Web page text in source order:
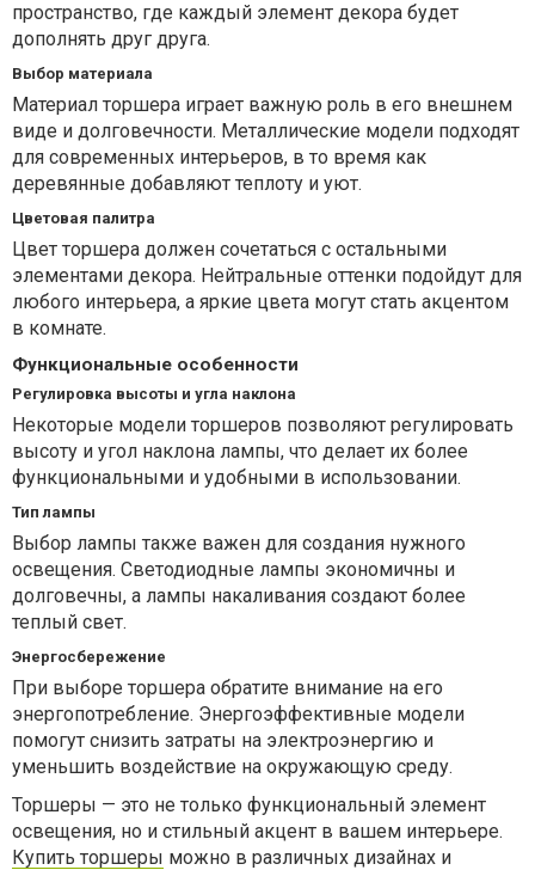
пространство, где каждый элемент декора будет
дополнять друг друга.
Выбор материала
Материал торшера играет важную роль в его внешнем
виде и долговечности. Металлические модели подходят
для современных интерьеров, в то время как
деревянные добавляют теплоту и уют.
Цветовая палитра
Цвет торшера должен сочетаться с остальными
элементами декора. Нейтральные оттенки подойдут для
любого интерьера, а яркие цвета могут стать акцентом
в комнате.
Функциональные особенности
Регулировка высоты и угла наклона
Некоторые модели торшеров позволяют регулировать
высоту и угол наклона лампы, что делает их более
функциональными и удобными в использовании.
Тип лампы
Выбор лампы также важен для создания нужного
освещения. Светодиодные лампы экономичны и
долговечны, а лампы накаливания создают более
теплый свет.
Энергосбережение
При выборе торшера обратите внимание на его
энергопотребление. Энергоэффективные модели
помогут снизить затраты на электроэнергию и
уменьшить воздействие на окружающую среду.
Торшеры — это не только функциональный элемент
освещения, но и стильный акцент в вашем интерьере.
Купить торшеры можно в различных дизайнах и